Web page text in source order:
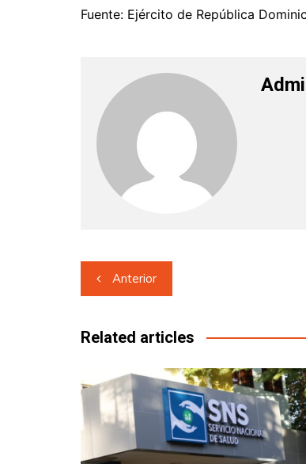
Fuente: Ejército de República
Navegación
de
entradas
Anterior
Related articles